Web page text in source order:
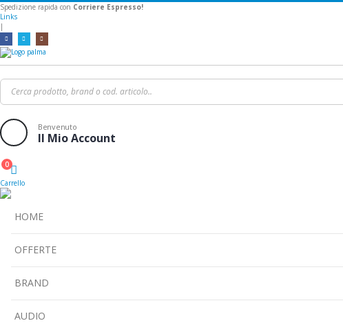
Spedizione rapida con Corriere Espresso!
Links
|
Benvenuto
Il Mio Account
Cart
0
Carrello
HOME
OFFERTE
BRAND
AUDIO